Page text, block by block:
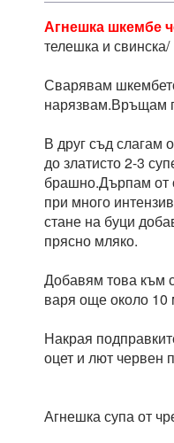
Агнешка шкембе
телешка и свинска/
Сварявам
нарязвам.Връщам
В друг съд слагам
до златисто 2-3
брашно.Дърпам от
при много
стане на буци
прясно мляко.
Добавям това към
варя още около 10
Накрая
оцет и лют червен
Агнешка супа от